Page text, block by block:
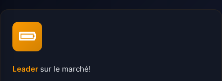
Leader sur le marché!